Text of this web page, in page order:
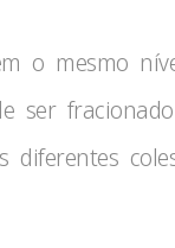
o mesmo
ser